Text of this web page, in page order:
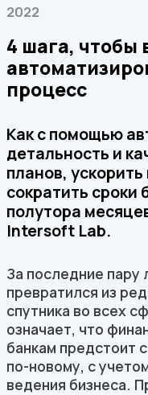
2022
4 шага, чтобы
процесс
Как с помощью
детальность и
планов, ускорить
сократить
полутора
Intersoft Lab.
За последние пару
превратился из
спутника во всех
означает, что
банкам предстоит
по-новому, с
ведения бизнеса.